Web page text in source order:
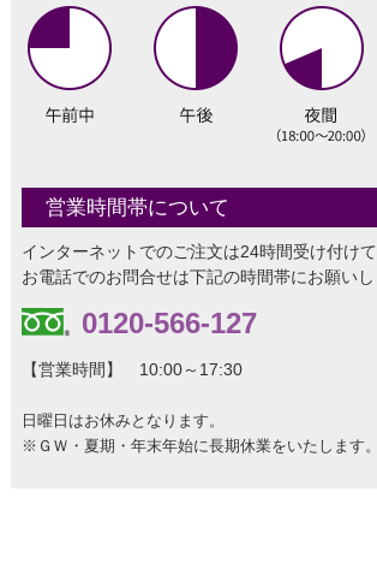
営業時間帯について
インターネットでのご注文は24時間受け付けて
お電話でのお問合せは下記の時間帯にお願いし
0120-566-127
【営業時間】 10:00～17:30
日曜日はお休みとなります。
※ＧＷ・夏期・年末年始に長期休業をいたします。